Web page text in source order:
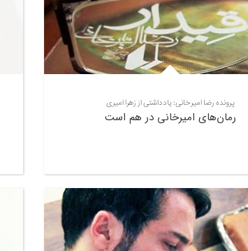
پرونده رضا امیرخانی: یادداشتی از زهرا امیری
رمان‌های امیرخانی در هم است